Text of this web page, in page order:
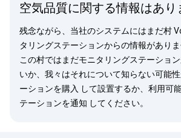
空気品質に関する情報はあり
残念ながら、当社のシステムにはまだ村
タリングステーションからの情報がありま
この村ではまだモニタリングステーショ
いか、我々はそれについて知らない可能性
ーションを購入 して設置するか、利用可
テーションを通知 してください。